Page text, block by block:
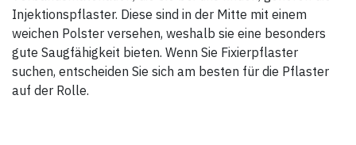
Injektionspflaster. Diese sind in der Mitte mit einem
weichen Polster versehen, weshalb sie eine besonders
gute Saugfähigkeit bieten. Wenn Sie Fixierpflaster
suchen, entscheiden Sie sich am besten für die Pflaster
auf der Rolle.